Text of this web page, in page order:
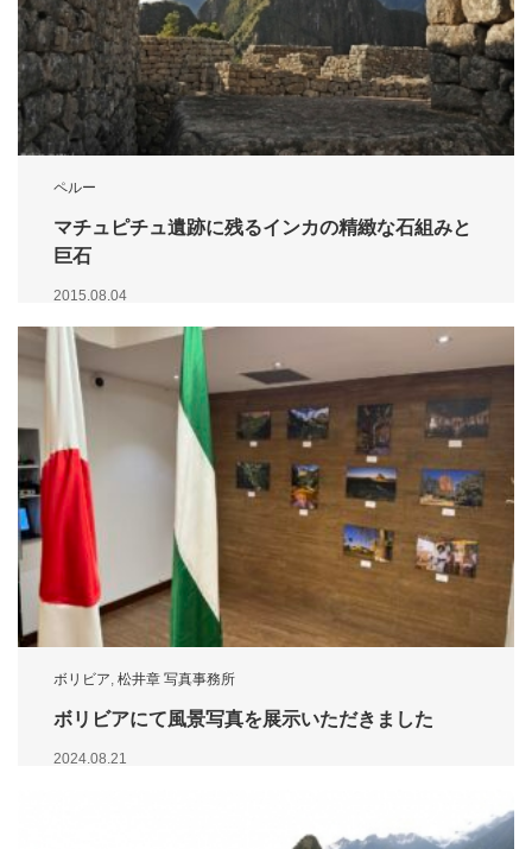
ペルー
マチュピチュ遺跡に残るインカの精緻な石組みと
巨石
2015.08.04
ボリビア 松井章 写真事務所
ボリビアにて風景写真を展示いただきました
2024.08.21